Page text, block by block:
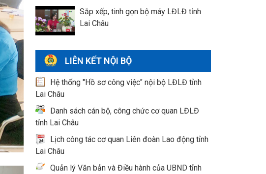
Sắp xếp, tinh gọn bộ máy LĐLĐ tỉnh
Lai Châu
LIÊN KẾT NỘI BỘ
Hệ thống "Hồ sơ công việc" nội bộ LĐLĐ tỉnh
Lai Châu
Danh sách cán bộ, công chức cơ quan LĐLĐ
tỉnh Lai Châu
Lịch công tác cơ quan Liên đoàn Lao động tỉnh
Lai Châu
Quản lý Văn bản và Điều hành của UBND tỉnh